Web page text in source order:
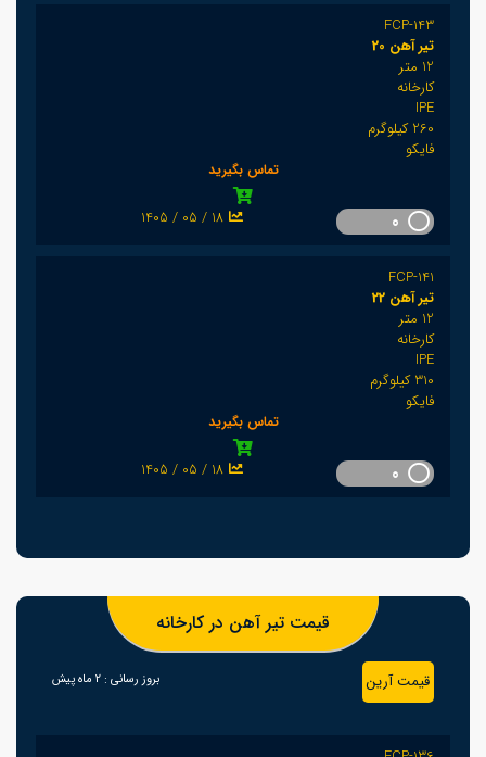
FCP-143
تیر آهن 20
12 متر
کارخانه
IPE
260 کیلوگرم
فایکو
تماس بگیرید
1405 / 05 / 18
FCP-141
تیر آهن 22
12 متر
کارخانه
IPE
310 کیلوگرم
فایکو
تماس بگیرید
1405 / 05 / 18
قیمت تیر آهن در کارخانه
قیمت آرین بروز رسانی : 2 ماه پیش